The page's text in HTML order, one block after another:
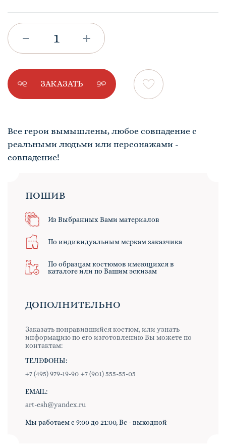
ЗАКАЗАТЬ
Все герои вымышлены, любое совпадение с
реальными людьми или персонажами -
совпадение!
ПОШИВ
Из Выбранных Вами материалов
По индивидуальным меркам заказчика
По образцам костюмов имеющихся в
каталоге или по Вашим эскизам
ДОПОЛНИТЕЛЬНО
Заказать понравившийся костюм, или узнать
информацию по его изготовлению Вы можете по
контактам:
ТЕЛЕФОНЫ:
+7 (495) 979-19-90 +7 (901) 555-55-05
EMAIL:
art-esh@yandex.ru
Мы работаем с 9:00 до 21:00, Вс - выходной